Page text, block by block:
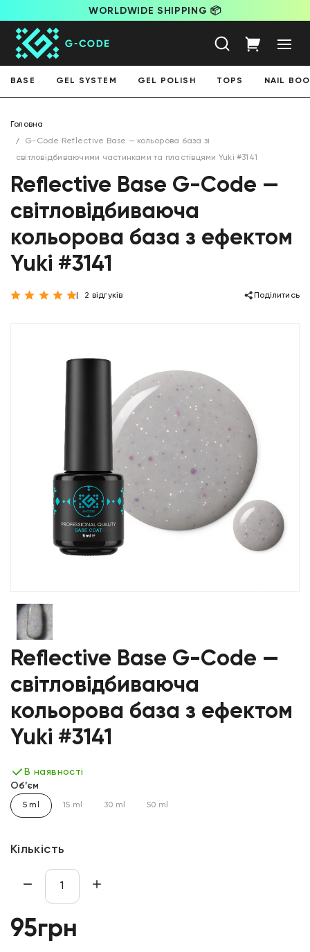
WORLDWIDE SHIPPING 📦
BASE GEL SYSTEM GEL POLISH TOPS NAIL
Головна
G-Code Reflective Base — кольорова база зі
світловідбиваючими частинками та пластівцями Yuki #3141
Reflective Base G-Code —
світловідбиваюча
кольорова база з ефектом
Yuki #3141
2 відгуків Поділитись
Reflective Base G-Code —
світловідбиваюча
кольорова база з ефектом
Yuki #3141
В наявності
Об’єм
5 ml 15 ml 30 ml 50 ml
Кількість
95грн